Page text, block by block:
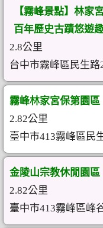
【霧峰景點】林家
百年歷史古蹟悠遊
2.8公里
台中市霧峰區民生路
霧峰林家宮保第園區
2.82公里
臺中市413霧峰區民
金陵山宗教休閒園區
2.82公里
臺中市413霧峰區峰